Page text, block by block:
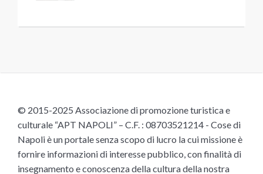
© 2015-2025 Associazione di promozione turistica e
culturale “APT NAPOLI” – C.F. : 08703521214 - Cose di
Napoli è un portale senza scopo di lucro la cui missione è
fornire informazioni di interesse pubblico, con finalità di
insegnamento e conoscenza della cultura della nostra